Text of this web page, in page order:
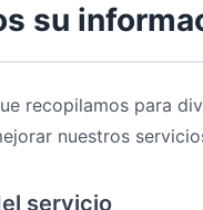
su
recopilamos para
nuestros
servicio